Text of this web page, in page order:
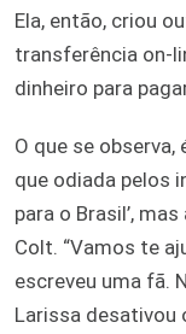
Ela, então, criou
transferência on-
dinheiro para
O que se
que odiada pelos
para o Brasil’,
Colt. “Vamos te
escreveu uma fã.
Larissa desativou